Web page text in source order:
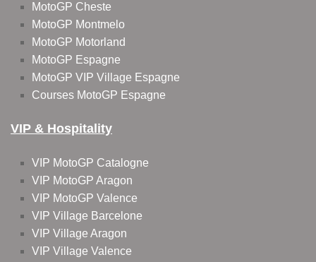
MotoGP Cheste
MotoGP Montmelo
MotoGP Motorland
MotoGP Espagne
MotoGP VIP Village Espagne
Courses MotoGP Espagne
VIP & Hospitality
VIP MotoGP Catalogne
VIP MotoGP Aragon
VIP MotoGP Valence
VIP Village Barcelone
VIP Village Aragon
VIP Village Valence